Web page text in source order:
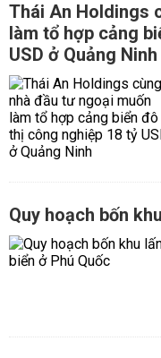
Thái An Holdings
làm tổ hợp cảng
USD ở Quảng Ninh
Quy hoạch bốn